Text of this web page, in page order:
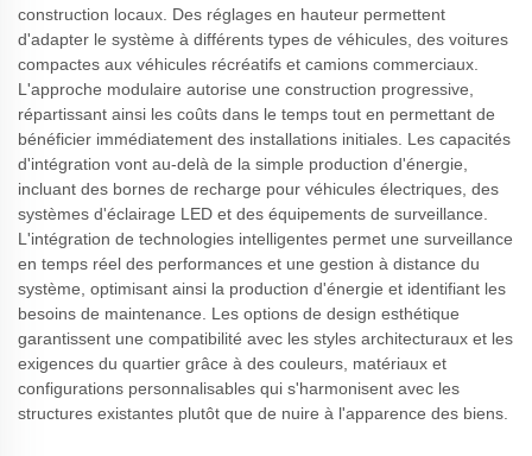
construction locaux. Des réglages en hauteur permettent
d'adapter le système à différents types de véhicules, des voitures
compactes aux véhicules récréatifs et camions commerciaux.
L'approche modulaire autorise une construction progressive,
répartissant ainsi les coûts dans le temps tout en permettant de
bénéficier immédiatement des installations initiales. Les capacités
d'intégration vont au-delà de la simple production d'énergie,
incluant des bornes de recharge pour véhicules électriques, des
systèmes d'éclairage LED et des équipements de surveillance.
L'intégration de technologies intelligentes permet une surveillance
en temps réel des performances et une gestion à distance du
système, optimisant ainsi la production d'énergie et identifiant les
besoins de maintenance. Les options de design esthétique
garantissent une compatibilité avec les styles architecturaux et les
exigences du quartier grâce à des couleurs, matériaux et
configurations personnalisables qui s'harmonisent avec les
structures existantes plutôt que de nuire à l'apparence des biens.